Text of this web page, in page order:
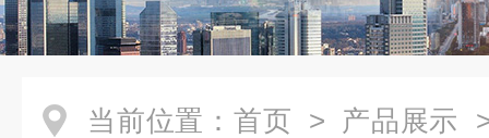
当前位置： 首页 > 产品展示